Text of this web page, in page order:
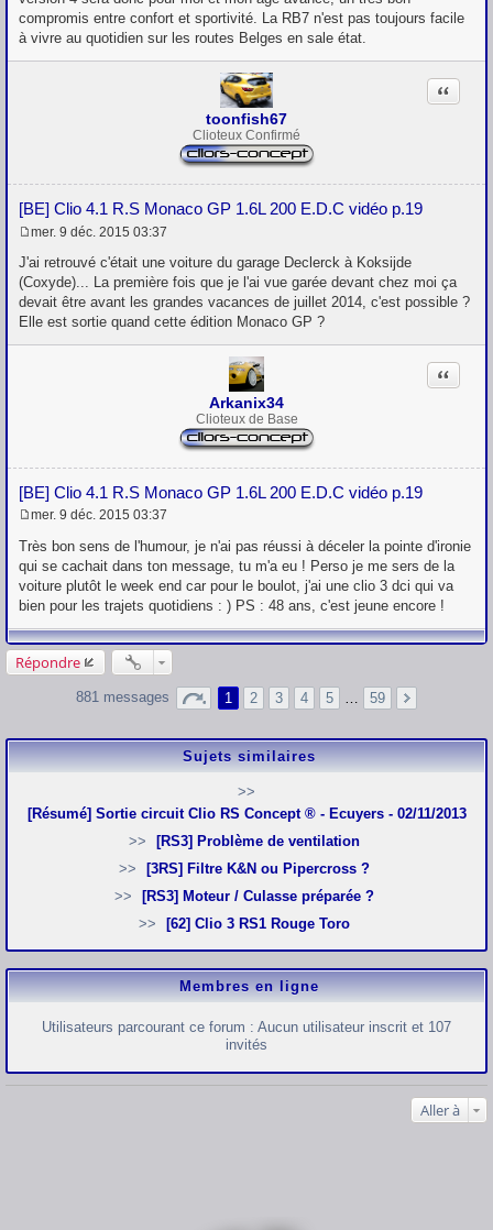
compromis entre confort et sportivité. La RB7 n'est pas toujours facile
à vivre au quotidien sur les routes Belges en sale état.
toonfish67
Clioteux Confirmé
[BE] Clio 4.1 R.S Monaco GP 1.6L 200 E.D.C vidéo p.19
Citation
e
s
s
a
g
mer. 9 déc. 2015 03:37
J'ai retrouvé c'était une voiture du garage Declerck à Koksijde
(Coxyde)... La première fois que je l'ai vue garée devant chez moi ça
devait être avant les grandes vacances de juillet 2014, c'est possible ?
Elle est sortie quand cette édition Monaco GP ?
Arkanix34
Clioteux de Base
[BE] Clio 4.1 R.S Monaco GP 1.6L 200 E.D.C vidéo p.19
Citation
e
s
s
a
g
mer. 9 déc. 2015 03:37
Très bon sens de l'humour, je n'ai pas réussi à déceler la pointe d'ironie
qui se cachait dans ton message, tu m'a eu ! Perso je me sers de la
voiture plutôt le week end car pour le boulot, j'ai une clio 3 dci qui va
bien pour les trajets quotidiens : ) PS : 48 ans, c'est jeune encore !
Répondre
881 messages 1 2 3 4 5 59
Sujets similaires
[Résumé] Sortie circuit Clio RS Concept ® - Ecuyers - 02/11/2013
[RS3] Problème de ventilation
[3RS] Filtre K&N ou Pipercross ?
[RS3] Moteur / Culasse préparée ?
[62] Clio 3 RS1 Rouge Toro
Membres en ligne
Utilisateurs parcourant ce forum : Aucun utilisateur inscrit et 107
invités
Aller à